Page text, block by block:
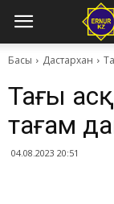
Басы Дастархан
Таңғы
тағам
04.08.2023 20:51